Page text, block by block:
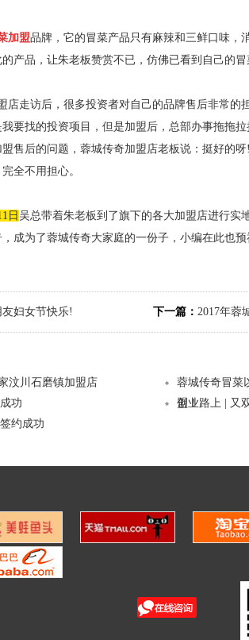
加盟品牌，它的冒菜产品只有麻辣和三鲜口味，
产品，让朱老板赞赏不已，仿佛已看到自己的冒
走访后，很多投资者对自己的品牌售后非常的
要找的投资项目，但是加盟后，总部办事拖拖
售后的问题，蓉城传奇加盟店老板说：挺好的
全不用担心。
日 吴总带着朱老板到了旗下的各大加盟店进行实
成为了蓉城传奇大家庭的一份子，小编在此也预
妇女节快乐! 下一篇： 2017年蓉
汶川石磨镇加盟店
蓉城传奇冒菜
盟！
功
创业路上 | 又
约成功